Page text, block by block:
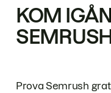
KOM
Prova Semrush